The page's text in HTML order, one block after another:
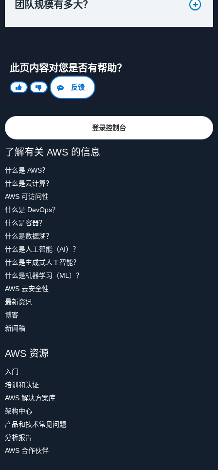
团队规模有多大？
此页内容对您是否有帮助？
反馈
登录控制台
了解有关 AWS 的信息
什么是 AWS？
什么是云计算？
AWS 可访问性
什么是 DevOps？
什么是容器？
什么是数据湖？
什么是人工智能（AI）？
什么是生成式人工智能？
什么是机器学习（ML）？
AWS 云安全性
最新资讯
博客
新闻稿
AWS 资源
入门
培训和认证
AWS 解决方案库
架构中心
产品和技术常见问题
分析报告
AWS 合作伙伴